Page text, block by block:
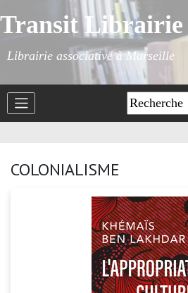
Transit Librairie
Librairie associative à Marseille
COLONIALISME